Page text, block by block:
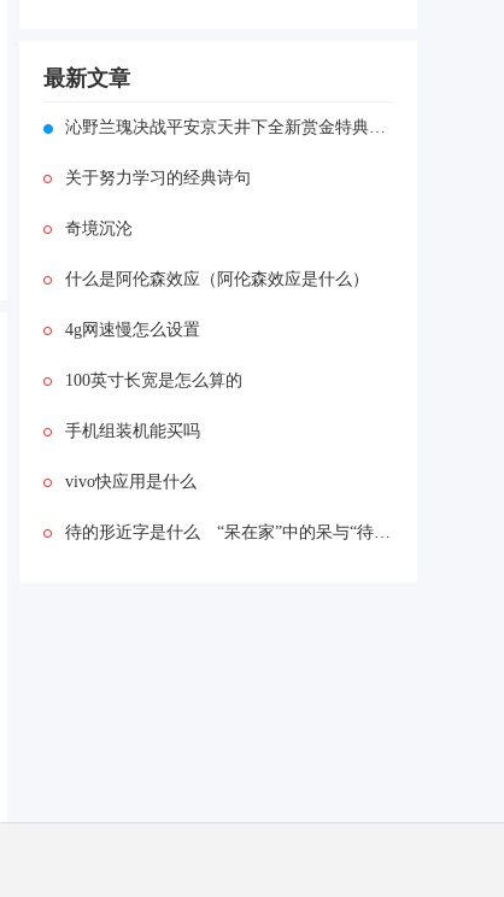
最新文章
沁野兰瑰决战平安京天井下全新赏金特典皮肤即将登场
关于努力学习的经典诗句
奇境沉沦
什么是阿伦森效应（阿伦森效应是什么）
4g网速慢怎么设置
100英寸长宽是怎么算的
手机组装机能买吗
vivo快应用是什么
待的形近字是什么 “呆在家”中的呆与“待在家”中的待有什么区别